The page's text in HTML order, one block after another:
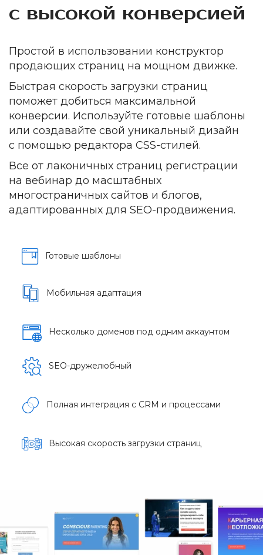
с высокой конверсией
Простой в использовании конструктор
продающих страниц на мощном движке.
Быстрая скорость загрузки страниц
поможет добиться максимальной
конверсии. Используйте готовые шаблоны
или создавайте свой уникальный дизайн
с помощью редактора CSS-стилей.
Все от лаконичных страниц регистрации
на вебинар до масштабных
многостраничных сайтов и блогов,
адаптированных для SEO-продвижения.
Готовые шаблоны
Мобильная адаптация
Несколько доменов под одним аккаунтом
SEO-дружелюбный
Полная интеграция с CRM и процессами
Высокая скорость загрузки страниц